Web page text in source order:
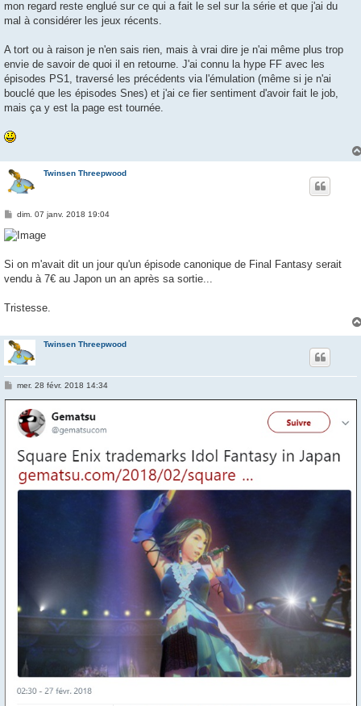
a
g
mon regard reste englué sur ce qui a fait le sel sur la série et que j'ai du
mal à considérer les jeux récents.
A tort ou à raison je n'en sais rien, mais à vrai dire je n'ai même plus trop
envie de savoir de quoi il en retourne. J'ai connu la hype FF avec les
épisodes PS1, traversé les précédents via l'émulation (même si je n'ai
bouclé que les épisodes Snes) et j'ai ce fier sentiment d'avoir fait le job,
mais ça y est la page est tournée.
Twinsen Threepwood
M
s
s
g
dim. 07 janv. 2018 19:04
Si on m'avait dit un jour qu'un épisode canonique de Final Fantasy serait
vendu à 7€ au Japon un an après sa sortie...
Tristesse.
Twinsen Threepwood
Mmer. 28 févr. 2018 14:34